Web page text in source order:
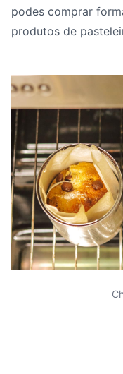
podes comprar
produtos de